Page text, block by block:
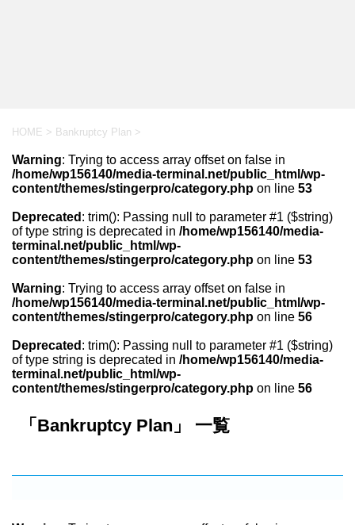
HOME > Bankruptcy Plan >
Warning: Trying to access array offset on false in
/home/wp156140/media-terminal.net/public_html/wp-
content/themes/stingerpro/category.php on line 53
Deprecated : trim(): Passing null to parameter #1 ($string)
of type string is deprecated in /home/wp156140/media-
terminal.net/public_html/wp-
content/themes/stingerpro/category.php on line 53
Warning: Trying to access array offset on false in
/home/wp156140/media-terminal.net/public_html/wp-
content/themes/stingerpro/category.php on line 56
Deprecated : trim(): Passing null to parameter #1 ($string)
of type string is deprecated in /home/wp156140/media-
terminal.net/public_html/wp-
content/themes/stingerpro/category.php on line 56
「Bankruptcy Plan」 一覧